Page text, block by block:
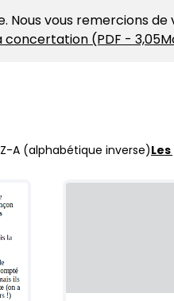
vous remercions
concertation (PDF -
Z-A (alphabétique inverse)